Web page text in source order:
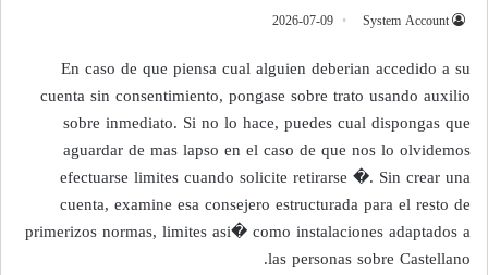
System Account
2026-07-09
En caso de que piensa cual alguien deberian accedido a su
cuenta sin consentimiento, pongase sobre trato usando auxilio
sobre inmediato. Si no lo hace, puedes cual dispongas que
aguardar de mas lapso en el caso de que nos lo olvidemos
efectuarse limites cuando solicite retirarse �. Sin crear una
cuenta, examine esa consejero estructurada para el resto de
primerizos normas, limites asi� como instalaciones adaptados a
las personas sobre Castellano.